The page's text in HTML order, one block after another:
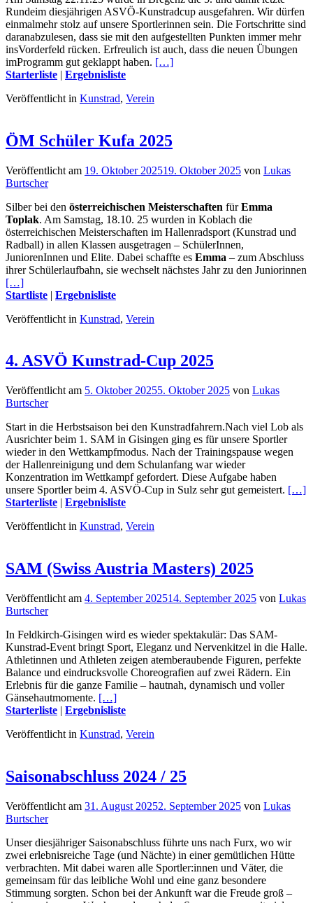
Rundeim diesjährigen ASVÖ-Kunstradcup ausgefahren. Wir dürfen
einmalmehr stolz auf unsere Sportlerinnen sein. Die Fortschritte sind
daranabzulesen, dass sie mit den aufgestellten Punkten immer mehr
insVorderfeld rücken. Erfreulich ist auch, dass die neuen Übungen
imProgramm gut geklappt haben. […]
Starterliste | Ergebnisliste
Veröffentlicht in Kunstrad, Verein
ÖM Schüler Kufa 2025
Veröffentlicht am 19. Oktober 202519. Oktober 2025 von Lukas
Burtscher
Silber bei den österreichischen Meisterschaften fürEmma
Toplak. Am Samstag, 18.10. 25 wurden in Koblach die
österreichischen Meisterschaften im Hallenradsport (Kunstrad und
Radball) in allen Klassen ausgetragen – SchülerInnen,
JuniorenInnen und Elite. Dabei schaffte es Emma – zum Abschluss
ihrer Schülerlaufbahn, sie wechselt nächstes Jahr zu den Juniorinnen
[…]
Startliste | Ergebnisliste
Veröffentlicht in Kunstrad, Verein
4. ASVÖ Kunstrad-Cup 2025
Veröffentlicht am 5. Oktober 20255. Oktober 2025 von Lukas
Burtscher
Start in die Herbstsaison bei den Kunstradfahrern.Nach viel Lob als
Ausrichter beim 1. SAM in Gisingen ging es für unsere Sportler
wieder in den Wettkampfmodus. Nach der Trainingspause wegen
der Hallenreinigung und dem Schulanfang war wieder
Konzentration im Wettkampf gefordert. Diese Aufgabe haben
unsere Sportler beim 4. ASVÖ-Cup in Sulz sehr gut gemeistert. […]
Starterliste | Ergebnisliste
Veröffentlicht in Kunstrad, Verein
SAM (Swiss Austria Masters) 2025
Veröffentlicht am 4. September 202514. September 2025 von Lukas
Burtscher
In Feldkirch-Gisingen wird es wieder spektakulär: Das SAM-
Kunstrad-Event bringt Sport, Eleganz und Nervenkitzel in die Halle.
Athletinnen und Athleten zeigen atemberaubende Figuren, perfekte
Balance und eindrucksvolle Choreografien auf zwei Rädern. Ein
Erlebnis für die ganze Familie – hautnah, dynamisch und voller
Gänsehautmomente. […]
Starterliste | Ergebnisliste
Veröffentlicht in Kunstrad, Verein
Saisonabschluss 2024 / 25
Veröffentlicht am 31. August 20252. September 2025 von Lukas
Burtscher
Unser diesjähriger Saisonabschluss führte uns nach Furx, wo wir
zwei erlebnisreiche Tage (und Nächte) in einer gemütlichen Hütte
verbrachten. Mit dabei waren alle Sportler:innen und Väter, die
gemeinsam für das leibliche Wohl und eine ganz besondere
Stimmung sorgten. Schon bei der Ankunft war die Freude groß –